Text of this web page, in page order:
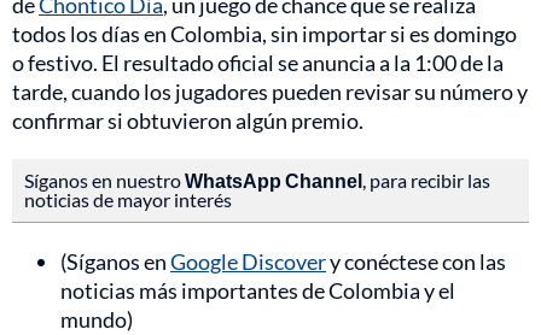
todos los días en Colombia, sin importar si es domingo
o festivo. El resultado oficial se anuncia a la 1:00 de la
tarde, cuando los jugadores pueden revisar su número y
confirmar si obtuvieron algún premio.
Síganos en nuestroWhatsApp Channel, para recibir las
noticias de mayor interés
(Síganos enGoogle Discovery conéctese con las
noticias más importantes de Colombia y el
mundo)